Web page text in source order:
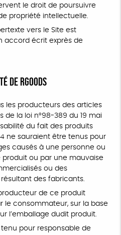
le droit de poursuivre
propriété intellectuelle.
vers le Site est
accord écrit exprès de
DE RGOODS
les producteurs des articles
de la loi n°98-389 du 19 mai
du fait des produits
ne sauraient être tenus pour
causés à une personne ou
ou par une mauvaise
ou des
des fabricants.
de ce produit
le consommateur, sur la base
l’emballage dudit produit.
pour responsable de